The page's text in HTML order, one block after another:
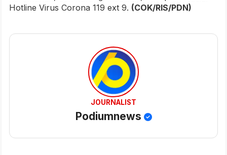
Hotline Virus Corona 119 ext 9. (COK/RIS/PDN)
JOURNALIST
Podiumnews